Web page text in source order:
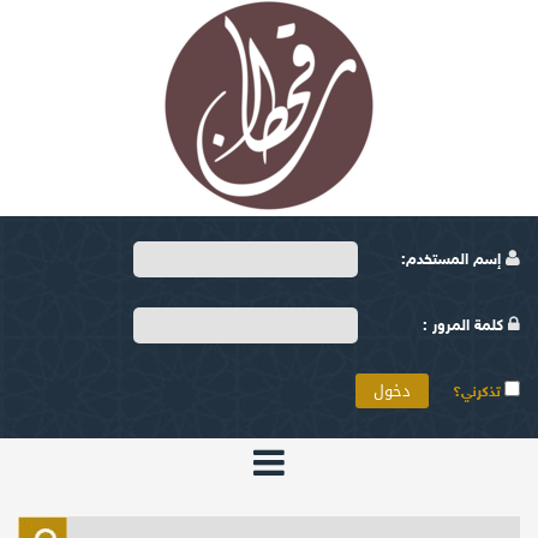
إسم المستخدم:
كلمة المرور :
تذكرني؟